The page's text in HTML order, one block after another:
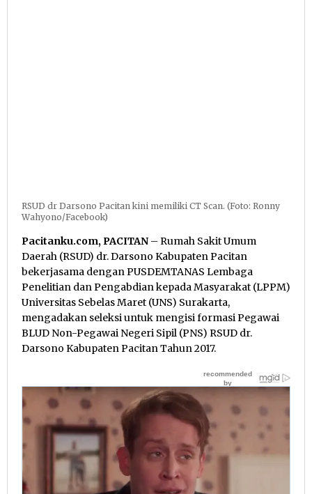
RSUD dr Darsono Pacitan kini memiliki CT Scan. (Foto: Ronny
Wahyono/Facebook)
Pacitanku.com, PACITAN – Rumah Sakit Umum
Daerah (RSUD) dr. Darsono Kabupaten Pacitan
bekerjasama dengan PUSDEMTANAS Lembaga
Penelitian dan Pengabdian kepada Masyarakat (LPPM)
Universitas Sebelas Maret (UNS) Surakarta,
mengadakan seleksi untuk mengisi formasi Pegawai
BLUD Non-Pegawai Negeri Sipil (PNS) RSUD dr.
Darsono Kabupaten Pacitan Tahun 2017.